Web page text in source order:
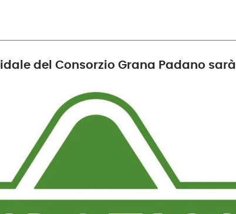
del Consorzio Grana Padano